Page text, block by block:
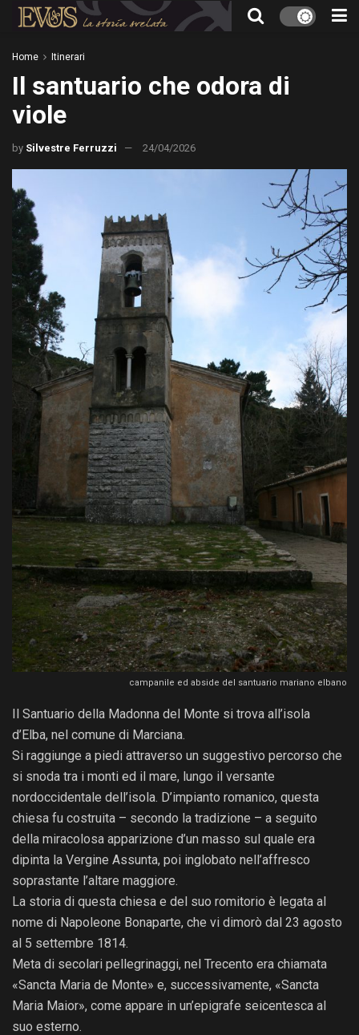
Home Itinerari
Il santuario che odora di
viole
by Silvestre Ferruzzi 24/04/2026
campanile ed abside del santuario mariano elbano
Il Santuario della Madonna del Monte si trova all’isola
d’Elba, nel comune di Marciana.
Si raggiunge a piedi attraverso un suggestivo percorso che
si snoda tra i monti ed il mare, lungo il versante
nordoccidentale dell’isola. D’impianto romanico, questa
chiesa fu costruita – secondo la tradizione – a seguito
della miracolosa apparizione d’un masso sul quale era
dipinta la Vergine Assunta, poi inglobato nell’affresco
soprastante l’altare maggiore.
La storia di questa chiesa e del suo romitorio è legata al
nome di Napoleone Bonaparte, che vi dimorò dal 23 agosto
al 5 settembre 1814.
Meta di secolari pellegrinaggi, nel Trecento era chiamata
«Sancta Maria de Monte» e, successivamente, «Sancta
Maria Maior», come appare in un’epigrafe seicentesca al
suo esterno.